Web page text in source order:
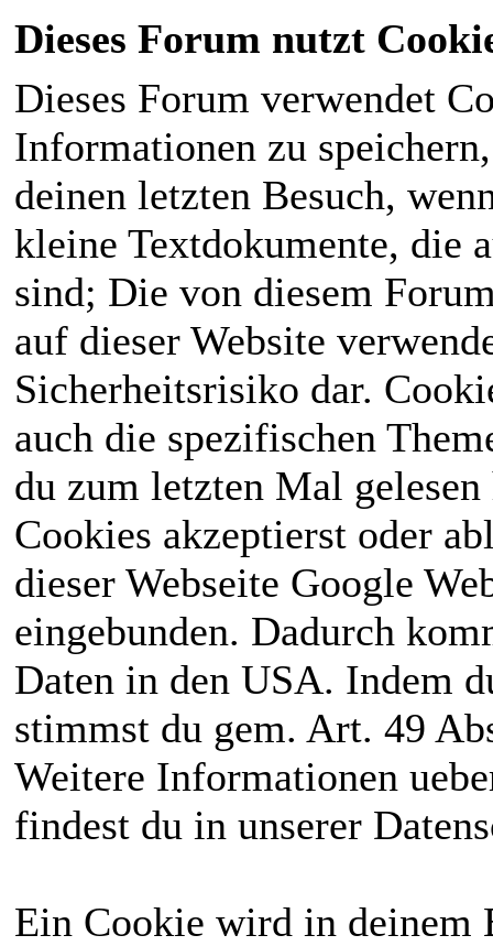
Dieses Forum nutzt
Dieses Forum verwendet
Informationen zu
deinen letzten Besuch,
kleine Textdokumente, die
sind; Die von diesem
auf dieser Website
Sicherheitsrisiko dar.
auch die spezifischen
du zum letzten Mal
Cookies akzeptierst oder
dieser Webseite Google
eingebunden. Dadurch
Daten in den USA. Indem
stimmst du gem. Art. 49
Weitere Informationen
findest du in unserer
Ein Cookie wird in deinem